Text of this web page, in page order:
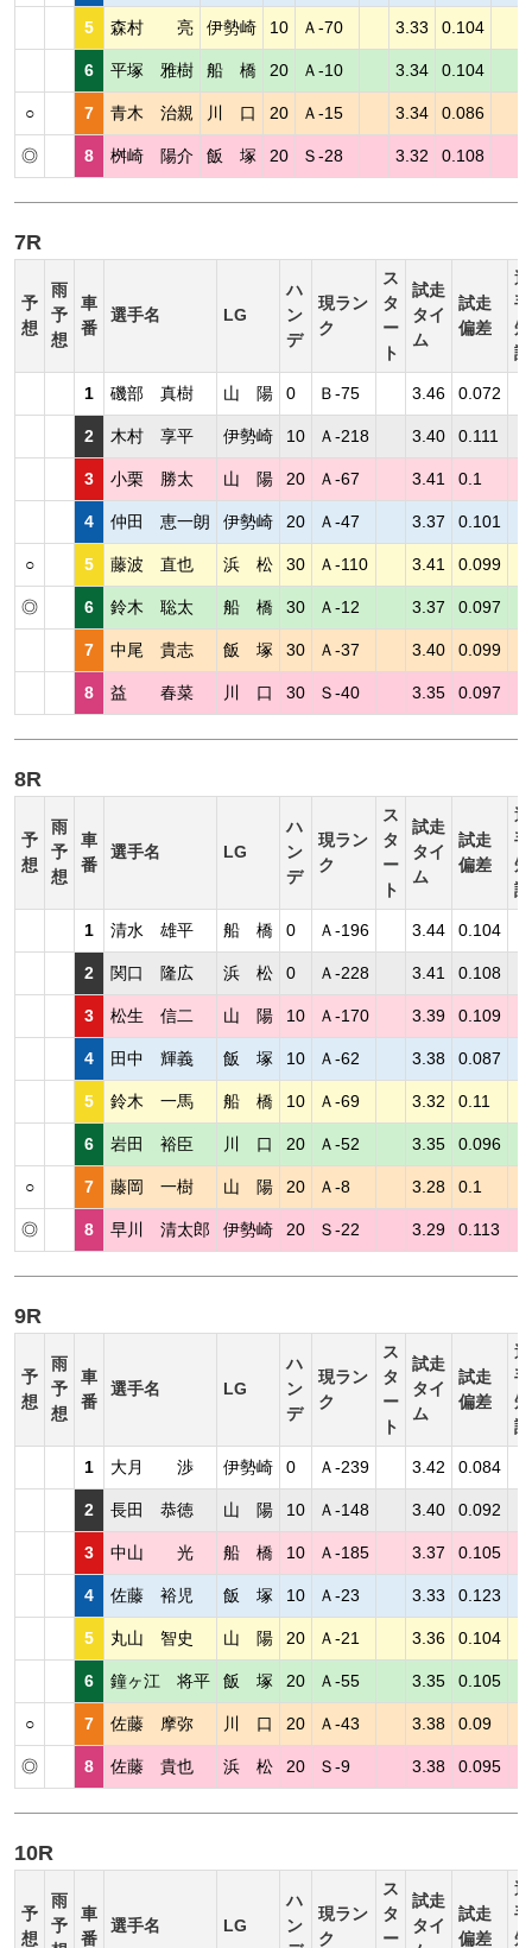
5 森村 亮 伊勢崎 10 Ａ-70 3.33 0.104
6 平塚 雅樹 船 橋 20 Ａ-10 3.34 0.104
○ 7 青木 治親 川 口 20 Ａ-15 3.34 0.086
◎ 8 桝崎 陽介 飯 塚 20 Ｓ-28 3.32 0.108
7R
予
想
雨
予
想
車
番
選手名 LG
ハ
ン
デ
現ラン
ク
ス
タ
ー
ト
試走
タイ
ム
試走
偏差
選
手
短
評
1 磯部 真樹 山 陽 0 Ｂ-75 3.46 0.072
2 木村 享平 伊勢崎 10 Ａ-218 3.40 0.111
3 小栗 勝太 山 陽 20 Ａ-67 3.41 0.1
4 仲田 恵一朗 伊勢崎 20 Ａ-47 3.37 0.101
○ 5 藤波 直也 浜 松 30 Ａ-110 3.41 0.099
◎ 6 鈴木 聡太 船 橋 30 Ａ-12 3.37 0.097
7 中尾 貴志 飯 塚 30 Ａ-37 3.40 0.099
8 益 春菜 川 口 30 Ｓ-40 3.35 0.097
8R
予
想
雨
予
想
車
番
選手名 LG
ハ
ン
デ
現ラン
ク
ス
タ
ー
ト
試走
タイ
ム
試走
偏差
選
手
短
評
1 清水 雄平 船 橋 0 Ａ-196 3.44 0.104
2 関口 隆広 浜 松 0 Ａ-228 3.41 0.108
3 松生 信二 山 陽 10 Ａ-170 3.39 0.109
4 田中 輝義 飯 塚 10 Ａ-62 3.38 0.087
5 鈴木 一馬 船 橋 10 Ａ-69 3.32 0.11
6 岩田 裕臣 川 口 20 Ａ-52 3.35 0.096
○ 7 藤岡 一樹 山 陽 20 Ａ-8 3.28 0.1
◎ 8 早川 清太郎 伊勢崎 20 Ｓ-22 3.29 0.113
9R
予
想
雨
予
想
車
番
選手名 LG
ハ
ン
デ
現ラン
ク
ス
タ
ー
ト
試走
タイ
ム
試走
偏差
選
手
短
評
1 大月 渉 伊勢崎 0 Ａ-239 3.42 0.084
2 長田 恭徳 山 陽 10 Ａ-148 3.40 0.092
3 中山 光 船 橋 10 Ａ-185 3.37 0.105
4 佐藤 裕児 飯 塚 10 Ａ-23 3.33 0.123
5 丸山 智史 山 陽 20 Ａ-21 3.36 0.104
6 鐘ヶ江 将平 飯 塚 20 Ａ-55 3.35 0.105
○ 7 佐藤 摩弥 川 口 20 Ａ-43 3.38 0.09
◎ 8 佐藤 貴也 浜 松 20 Ｓ-9 3.38 0.095
10R
予
想
雨
予
車
番
選手名 LG
ハ
ン
現ラン
ク
ス
タ
ー
試走
タイ
試走
偏差
選
手
短